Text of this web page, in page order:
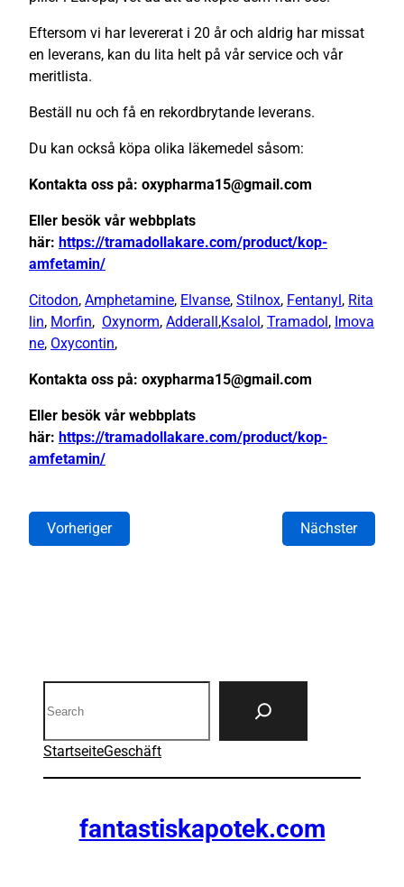
Eftersom vi har levererat i 20 år och aldrig har missat
en leverans, kan du lita helt på vår service och vår
meritlista.
Beställ nu och få en rekordbrytande leverans.
Du kan också köpa olika läkemedel såsom:
Kontakta oss på: oxypharma15@gmail.com
Eller besök vår webbplats
här: https://tramadollakare.com/product/kop-
amfetamin/
Citodon, Amphetamine, Elvanse, Stilnox, Fentanyl , Rita
lin, Morfin, Oxynorm, Adderall ,Ksalol , Tramadol , Imova
ne, Oxycontin,
Kontakta oss på: oxypharma15@gmail.com
Eller besök vår webbplats
här: https://tramadollakare.com/product/kop-
amfetamin/
Vorheriger Nächster
StartseiteGeschäft
fantastiskapotek.com